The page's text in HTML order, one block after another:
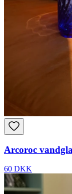
Arcoroc
60 DKK